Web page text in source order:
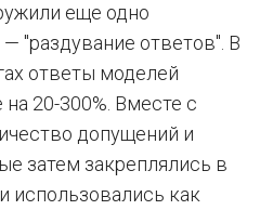
еще одно
"раздувание ответов". В
ответы моделей
20-300%. Вместе с
допущений и
затем закреплялись в
использовались как